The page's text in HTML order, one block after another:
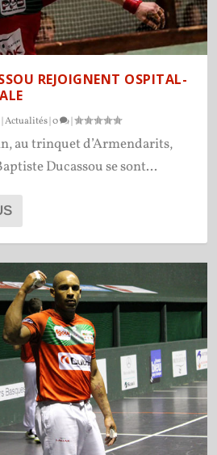
REJOIGNENT OSPITAL-
|Actualités |0 |
au trinquet d’Armendarits,
Ducassou se sont...